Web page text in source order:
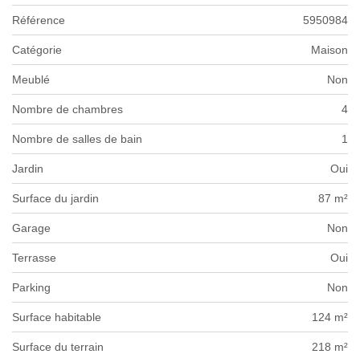
Référence 5950984
Catégorie Maison
Meublé Non
Nombre de chambres 4
Nombre de salles de bain 1
Jardin Oui
Surface du jardin 87 m²
Garage Non
Terrasse Oui
Parking Non
Surface habitable 124 m²
Surface du terrain 218 m²